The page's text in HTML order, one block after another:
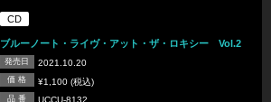
CD
ブルーノート・ライヴ・アット・ザ・ロキシー Vol.2
発売日 2021.10.20
価 格 ¥1,100 (税込)
品 番 UCCU-8132